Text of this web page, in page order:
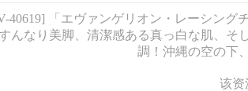
40619] 「エヴァンゲリオン・レーシン
んなり美脚、清潔感ある真っ白な肌、
調！沖縄の空の下
该资